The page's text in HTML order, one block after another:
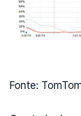
Fonte: